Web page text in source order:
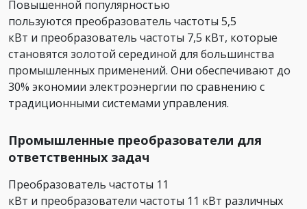
Повышенной популярностью
пользуются преобразователь частоты 5,5
кВт и преобразователь частоты 7,5 кВт, которые
становятся золотой серединой для большинства
промышленных применений. Они обеспечивают до
30% экономии электроэнергии по сравнению с
традиционными системами управления.
Промышленные преобразователи для
ответственных задач
Преобразователь частоты 11
кВт и преобразователи частоты 11 кВт различных